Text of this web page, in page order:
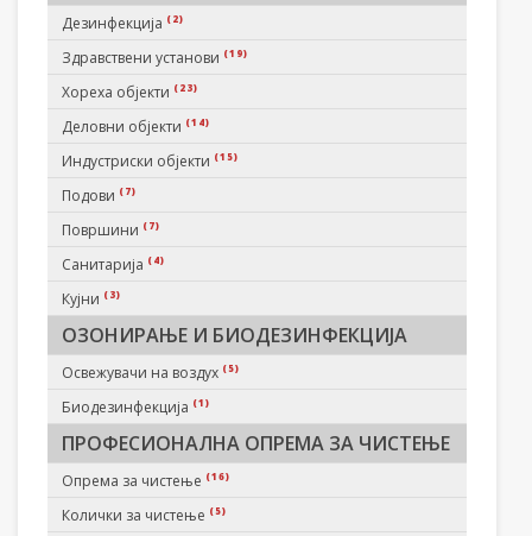
Дезинфекција (2)
Здравствени установи (19)
Хореха објекти (23)
Деловни објекти (14)
Индустриски објекти (15)
Подови (7)
Површини (7)
Санитарија (4)
Кујни (3)
ОЗОНИРАЊЕ И БИОДЕЗИНФЕКЦИЈА
Освежувачи на воздух (5)
Биодезинфекција (1)
ПРОФЕСИОНАЛНА ОПРЕМА ЗА ЧИСТЕЊЕ
Опрема за чистење (16)
Колички за чистење (5)